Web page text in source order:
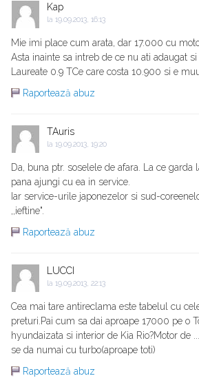
Kap
la 19.09.2013, 16:13
Mie imi place cum arata, dar 17.000 cu
Asta inainte sa intreb de ce nu ati adaugat
Laureate 0.9 TCe care costa 10.900 si e
Raportează abuz
TAuris
la 19.09.2013, 19:20
Da, buna ptr. soselele de afara. La ce garda
pana ajungi cu ea in service.
Iar service-urile japonezelor si sud-
,,ieftine".
Raportează abuz
LUCCI
la 19.09.2013, 22:13
Cea mai tare antireclama este tabelul cu
preturi.Pai cum sa dai aproape 17000 pe o
hyundaizata si interior de Kia Rio?Motor de
se da numai cu turbo(aproape toti)
Raportează abuz